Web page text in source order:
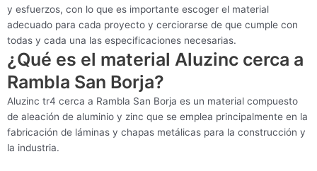
y esfuerzos, con lo que es importante escoger el material
adecuado para cada proyecto y cerciorarse de que cumple con
todas y cada una las especificaciones necesarias.
¿Qué es el material Aluzinc cerca a
Rambla San Borja?
Aluzinc tr4 cerca a Rambla San Borja es un material compuesto
de aleación de aluminio y zinc que se emplea principalmente en la
fabricación de láminas y chapas metálicas para la construcción y
la industria.